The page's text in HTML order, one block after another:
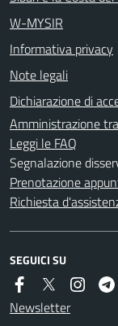
W-MYSIR
Informativa privacy
Note legali
Dichiarazione di
Amministrazione
Leggi le FAQ
Segnalazione
Prenotazione
Richiesta
SEGUICI SU
Newsletter